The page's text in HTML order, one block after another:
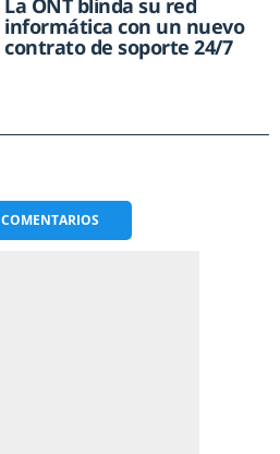
La ONT blinda su red
informática con un nuevo
contrato de soporte 24/7
COMENTARIOS